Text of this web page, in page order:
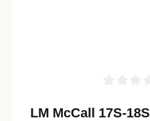
LM McCall 17S-18S